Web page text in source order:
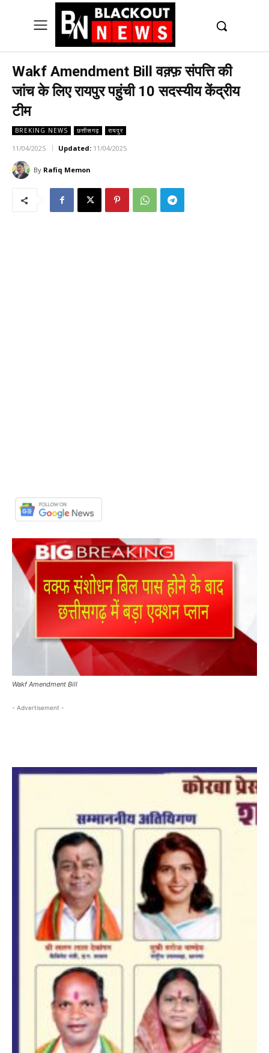
Wakf Amendment Bill वक़्फ़ संपत्ति की
जांच के लिए रायपुर पहुंची 10 सदस्यीय केंद्रीय
टीम
BREKING NEWS छत्तीसगढ़ रायपुर
11/04/2025 Updated: 11/04/2025
By Rafiq Memon
Wakf Amendment Bill
- Advertisement -